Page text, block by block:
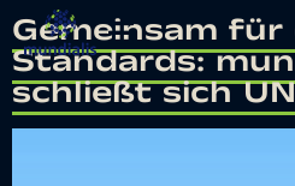
Gemeinsam
Standards:
schließt sich